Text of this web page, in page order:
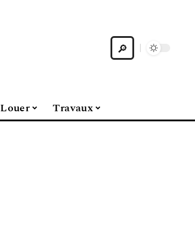
Louer Travaux